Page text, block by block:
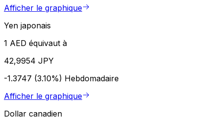
Afficher le graphique
Yen japonais
1 AED équivaut à
42,9954 JPY
-1.3747 (3.10%) Hebdomadaire
Afficher le graphique
Dollar canadien